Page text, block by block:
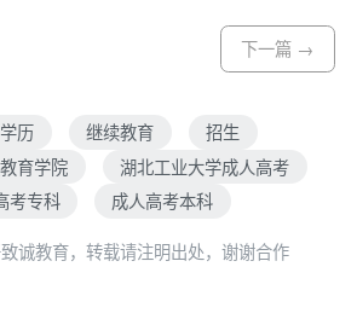
有同等学力。报考专升本的考
育部审定核准的国民教育系列
育自学考试机构颁发的专科毕
下一篇 →
学历 继续教育
招生
育学院
湖北工业大学成人高考
考专科
成人高考本科
诚教育，转载请注明出处，谢谢合作